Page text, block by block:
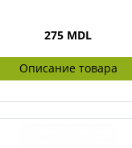
275 MDL
Описание товара